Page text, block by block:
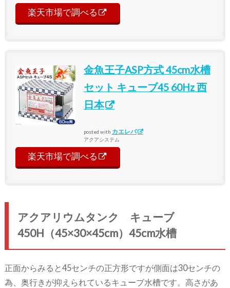
楽天市場で調べる
金魚王子ASP方式 45cm水槽
セット キューブ45 60Hz 西
日本
posted with カエレバ
アクアシステム
楽天市場で調べる
アクアリウムタンク キューブ
450H（45×30×45cm）45cm水槽
正面からみると45センチの正方形ですが側面は30センチの
為、奥行きが抑えられているキューブ水槽です。高さがあ